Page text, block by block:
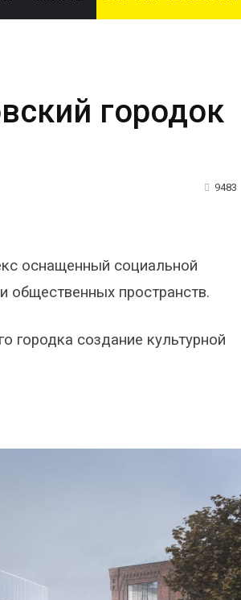
городок
9483
оснащенный социальной
общественных пространств.
городка создание культурной